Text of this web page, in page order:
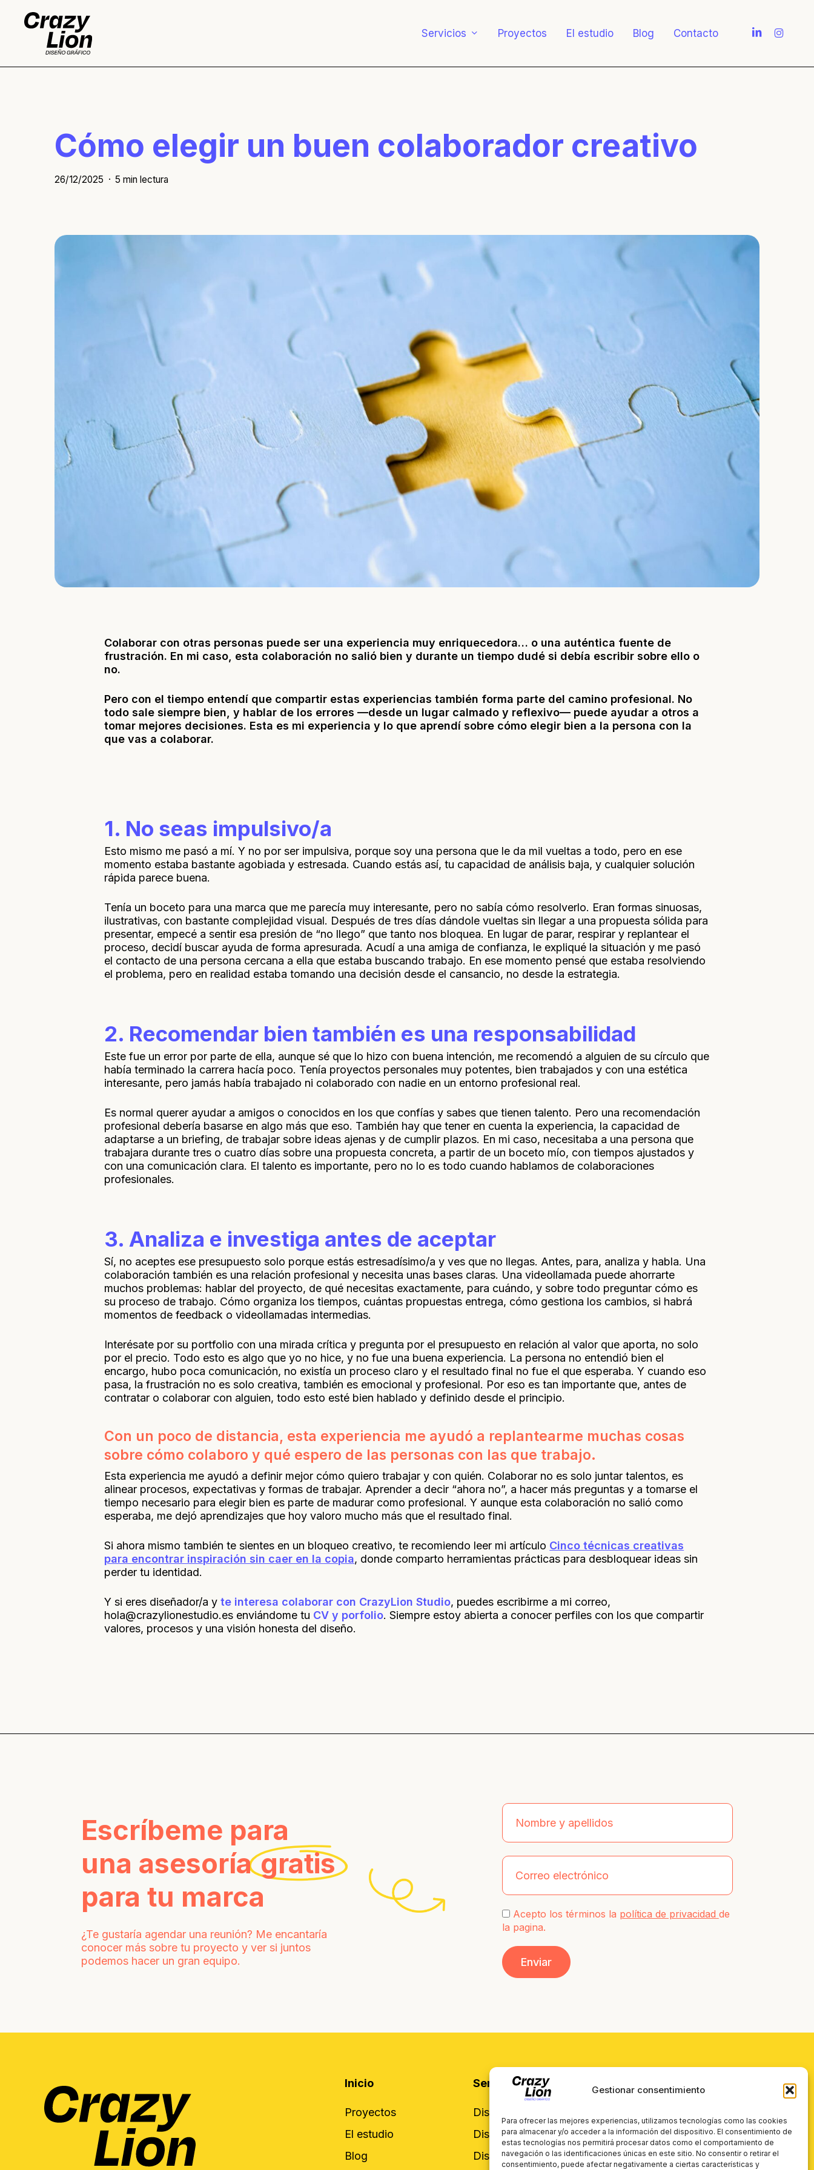
Gestionar consentimiento
Para ofrecer las mejores experiencias, utilizamos tecnologías como las cookies
para almacenar y/o acceder a la información del dispositivo. El consentimiento de
estas tecnologías nos permitirá procesar datos como el comportamiento de
navegación o las identificaciones únicas en este sitio. No consentir o retirar el
consentimiento, puede afectar negativamente a ciertas características y
Servicios Proyectos El estudio Blog Contacto linkedin
Cómo elegir un buen colaborador creativo
26/12/2025 5 min lectura
Colaborar con otras personas puede ser una experiencia muy enriquecedora… o una auténtica fuente de
frustración. En mi caso, esta colaboración no salió bien y durante un tiempo dudé si debía escribir sobre ello o
no.
Pero con el tiempo entendí que compartir estas experiencias también forma parte del camino profesional. No
todo sale siempre bien, y hablar de los errores —desde un lugar calmado y reflexivo— puede ayudar a otros a
tomar mejores decisiones. Esta es mi experiencia y lo que aprendí sobre cómo elegir bien a la persona con la
que vas a colaborar.
1. No seas impulsivo/a
Esto mismo me pasó a mí. Y no por ser impulsiva, porque soy una persona que le da mil vueltas a todo, pero en ese
momento estaba bastante agobiada y estresada. Cuando estás así, tu capacidad de análisis baja, y cualquier solución
rápida parece buena.
Tenía un boceto para una marca que me parecía muy interesante, pero no sabía cómo resolverlo. Eran formas sinuosas,
ilustrativas, con bastante complejidad visual. Después de tres días dándole vueltas sin llegar a una propuesta sólida para
presentar, empecé a sentir esa presión de “no llego” que tanto nos bloquea. En lugar de parar, respirar y replantear el
proceso, decidí buscar ayuda de forma apresurada. Acudí a una amiga de confianza, le expliqué la situación y me pasó
el contacto de una persona cercana a ella que estaba buscando trabajo. En ese momento pensé que estaba resolviendo
el problema, pero en realidad estaba tomando una decisión desde el cansancio, no desde la estrategia.
2. Recomendar bien también es una responsabilidad
Este fue un error por parte de ella, aunque sé que lo hizo con buena intención, me recomendó a alguien de su círculo que
había terminado la carrera hacía poco. Tenía proyectos personales muy potentes, bien trabajados y con una estética
interesante, pero jamás había trabajado ni colaborado con nadie en un entorno profesional real.
Es normal querer ayudar a amigos o conocidos en los que confías y sabes que tienen talento. Pero una recomendación
profesional debería basarse en algo más que eso. También hay que tener en cuenta la experiencia, la capacidad de
adaptarse a un briefing, de trabajar sobre ideas ajenas y de cumplir plazos. En mi caso, necesitaba a una persona que
trabajara durante tres o cuatro días sobre una propuesta concreta, a partir de un boceto mío, con tiempos ajustados y
con una comunicación clara. El talento es importante, pero no lo es todo cuando hablamos de colaboraciones
profesionales.
3. Analiza e investiga antes de aceptar
Sí, no aceptes ese presupuesto solo porque estás estresadísimo/a y ves que no llegas. Antes, para, analiza y habla. Una
colaboración también es una relación profesional y necesita unas bases claras. Una videollamada puede ahorrarte
muchos problemas: hablar del proyecto, de qué necesitas exactamente, para cuándo, y sobre todo preguntar cómo es
su proceso de trabajo. Cómo organiza los tiempos, cuántas propuestas entrega, cómo gestiona los cambios, si habrá
momentos de feedback o videollamadas intermedias.
Interésate por su portfolio con una mirada crítica y pregunta por el presupuesto en relación al valor que aporta, no solo
por el precio. Todo esto es algo que yo no hice, y no fue una buena experiencia. La persona no entendió bien el
encargo, hubo poca comunicación, no existía un proceso claro y el resultado final no fue el que esperaba. Y cuando eso
pasa, la frustración no es solo creativa, también es emocional y profesional. Por eso es tan importante que, antes de
contratar o colaborar con alguien, todo esto esté bien hablado y definido desde el principio.
Con un poco de distancia, esta experiencia me ayudó a replantearme muchas cosas
sobre cómo colaboro y qué espero de las personas con las que trabajo.
Esta experiencia me ayudó a definir mejor cómo quiero trabajar y con quién. Colaborar no es solo juntar talentos, es
alinear procesos, expectativas y formas de trabajar. Aprender a decir “ahora no”, a hacer más preguntas y a tomarse el
tiempo necesario para elegir bien es parte de madurar como profesional. Y aunque esta colaboración no salió como
esperaba, me dejó aprendizajes que hoy valoro mucho más que el resultado final.
Si ahora mismo también te sientes en un bloqueo creativo, te recomiendo leer mi artículo Cinco técnicas creativas
para encontrar inspiración sin caer en la copia, donde comparto herramientas prácticas para desbloquear ideas sin
perder tu identidad.
Y si eres diseñador/a yte interesa colaborar con CrazyLion Studio, puedes escribirme a mi correo,
hola@crazylionestudio.es enviándome tu CV y porfolio. Siempre estoy abierta a conocer perfiles con los que compartir
valores, procesos y una visión honesta del diseño.
Escríbeme para
una asesoríagratis
para tu marca
¿Te gustaría agendar una reunión? Me encantaría
conocer más sobre tu proyecto y ver si juntos
podemos hacer un gran equipo.
Acepto los términos la política de privacidad de
la pagina.
Inicio
Proyectos
El estudio
Blog
Servicios
Diseño de Branding
Diseño de Packaging
Diseño gráfico
Contacto
hola@crazylionestudio.es